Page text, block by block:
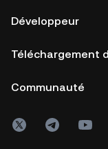
Développeur
Téléchargement
Communauté